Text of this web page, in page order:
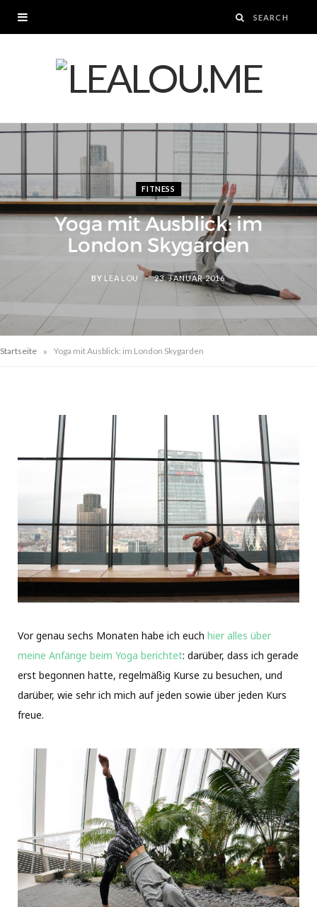
FITNESS
Yoga mit Ausblick: im
London Skygarden
BY LEA LOU 23. JANUAR 2016
Startseite » Yoga mit Ausblick: im London Skygarden
Vor genau sechs Monaten habe ich euch hier alles über
meine Anfänge beim Yoga berichtet: darüber, dass ich gerade
erst begonnen hatte, regelmäßig Kurse zu besuchen, und
darüber, wie sehr ich mich auf jeden sowie über jeden Kurs
freue.